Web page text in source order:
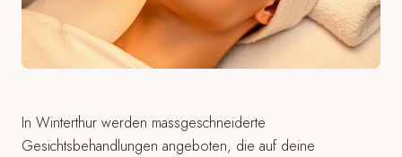
In Winterthur werden massgeschneiderte
Gesichtsbehandlungen angeboten, die auf deine